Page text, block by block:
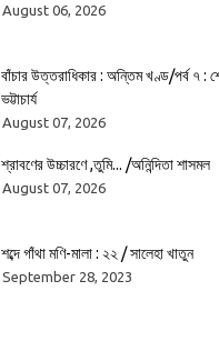
August 06, 2026
বাঁচার উত্তরাধিকার : অন্তিম খণ্ড/পর্ব ৭ :
ভট্টাচার্য
August 07, 2026
শ্রাবণের উচ্চারণে ,তুমি... /অনিন্দিতা শাসমল
August 07, 2026
শব্দে গাঁথা মণি-মালা : ২২ / সালেহা খাতুন
September 28, 2023